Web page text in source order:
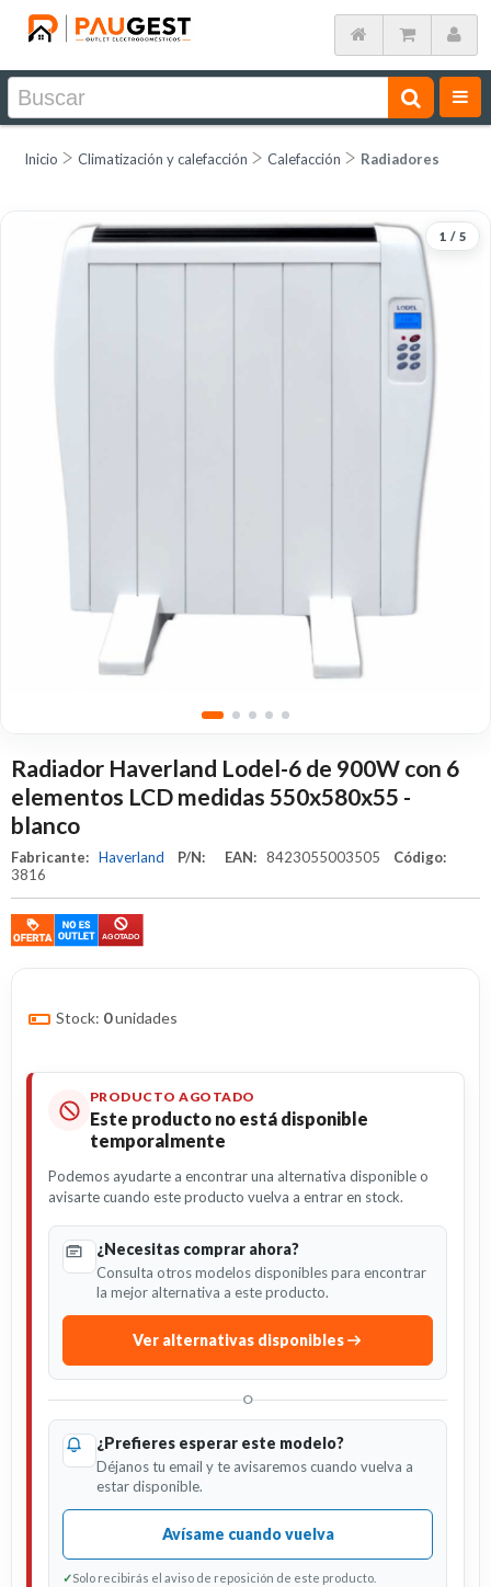
Inicio Climatización y calefacción Calefacción Radiadores
1 / 5
Radiador Haverland Lodel-6 de 900W con 6
elementos LCD medidas 550x580x55 -
blanco
Fabricante: Haverland P/N: EAN: 8423055003505 Código:
3816
Stock: 0unidades
PRODUCTO AGOTADO
Este producto no está disponible
temporalmente
Podemos ayudarte a encontrar una alternativa disponible o
avisarte cuando este producto vuelva a entrar en stock.
¿Necesitas comprar ahora?
Consulta otros modelos disponibles para encontrar
la mejor alternativa a este producto.
Ver alternativas disponibles
O
¿Prefieres esperar este modelo?
Déjanos tu email y te avisaremos cuando vuelva a
estar disponible.
Avísame cuando vuelva
✓Solo recibirás el aviso de reposición de este producto.